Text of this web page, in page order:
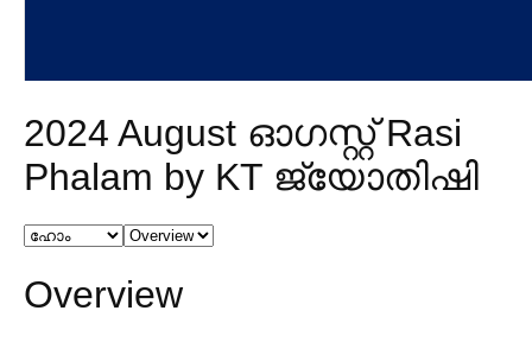
2024 August ഓഗസ്റ്റ് Rasi
Phalam by KT ജ്യോതിഷി
Overview